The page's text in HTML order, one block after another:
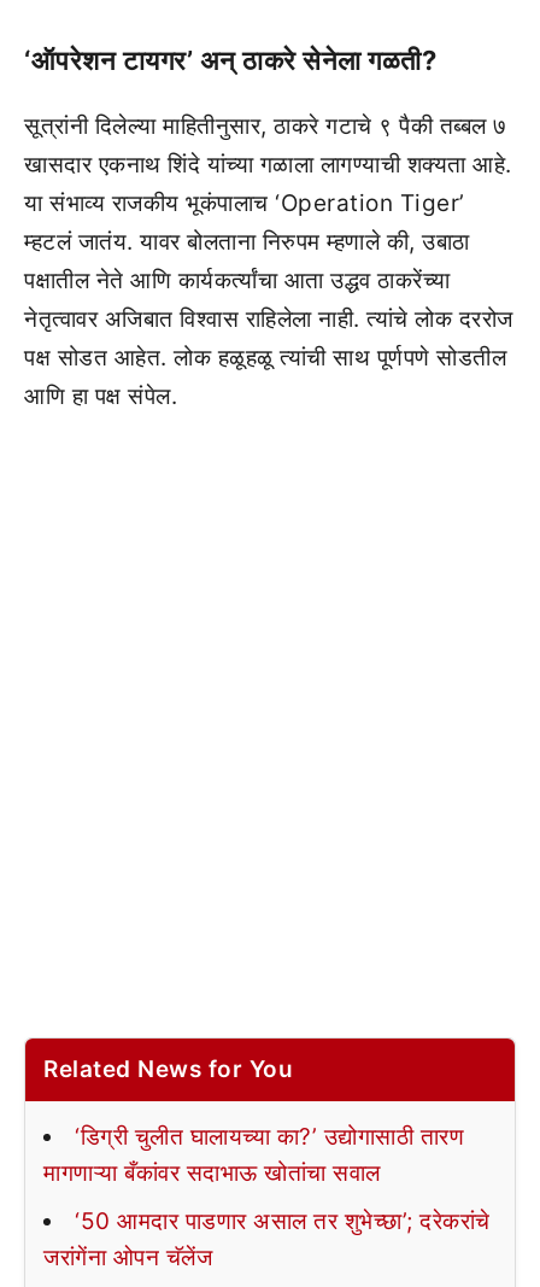
‘ऑपरेशन टायगर’ अन् ठाकरे सेनेला गळती?
सूत्रांनी दिलेल्या माहितीनुसार, ठाकरे गटाचे ९ पैकी तब्बल ७
खासदार एकनाथ शिंदे यांच्या गळाला लागण्याची शक्यता आहे.
या संभाव्य राजकीय भूकंपालाच ‘Operation Tiger’
म्हटलं जातंय. यावर बोलताना निरुपम म्हणाले की, उबाठा
पक्षातील नेते आणि कार्यकर्त्यांचा आता उद्धव ठाकरेंच्या
नेतृत्वावर अजिबात विश्वास राहिलेला नाही. त्यांचे लोक दररोज
पक्ष सोडत आहेत. लोक हळूहळू त्यांची साथ पूर्णपणे सोडतील
आणि हा पक्ष संपेल.
Related News for You
‘डिग्री चुलीत घालायच्या का?’ उद्योगासाठी तारण
मागणाऱ्या बँकांवर सदाभाऊ खोतांचा सवाल
‘50 आमदार पाडणार असाल तर शुभेच्छा’; दरेकरांचे
जरांगेंना ओपन चॅलेंज